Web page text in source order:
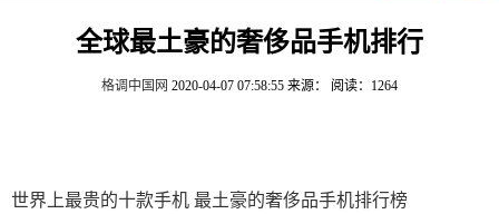
全球最土豪的奢侈品手机排行
格调中国网 2020-04-07 07:58:55 来源： 阅读：1264
世界上最贵的十款手机 最土豪的奢侈品手机排行榜